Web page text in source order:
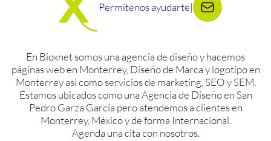
Permítenos ayudarte|
En Bioxnet somos una agencia de diseño y hacemos
páginas web en Monterrey, Diseño de Marca y logotipo en
Monterrey así como servicios de marketing, SEO y SEM.
Estamos ubicados como una Agencia de Diseño en San
Pedro Garza García pero atendemos a clientes en
Monterrey, México y de forma Internacional.
Agenda una cita con nosotros.